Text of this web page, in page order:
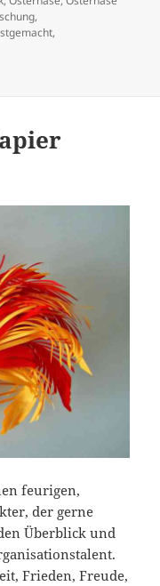
,
,
Osterhase mit Ei-Fach
feurigen,
der gerne
Überblick und
Frieden, Freude,